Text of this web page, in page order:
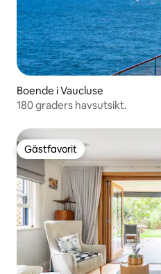
Boende i Vaucluse
180 graders havsutsikt.
Gästfavorit
Gästfavorit